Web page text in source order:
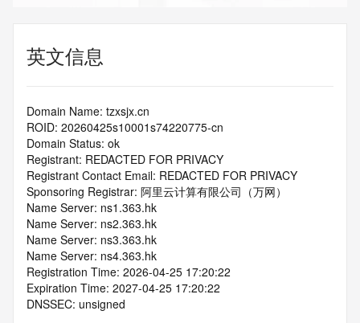
英文信息
Domain Name: tzxsjx.cn
ROID: 20260425s10001s74220775-cn
Domain Status: ok
Registrant: REDACTED FOR PRIVACY
Registrant Contact Email: REDACTED FOR PRIVACY
Sponsoring Registrar: 阿里云计算有限公司（万网）
Name Server: ns1.363.hk
Name Server: ns2.363.hk
Name Server: ns3.363.hk
Name Server: ns4.363.hk
Registration Time: 2026-04-25 17:20:22
Expiration Time: 2027-04-25 17:20:22
DNSSEC: unsigned